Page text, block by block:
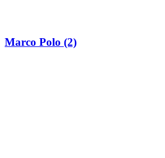
Marco Polo (2)